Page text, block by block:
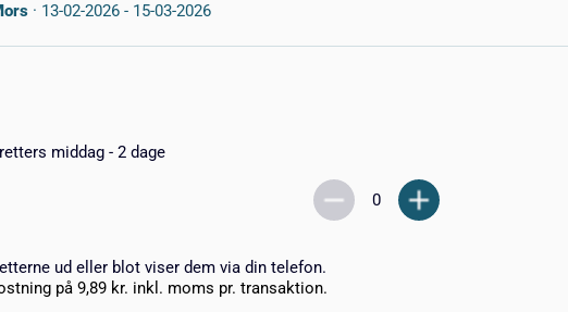
· 13-02-2026 - 15-03-2026
middag - 2 dage
ud eller blot viser dem via din telefon.
på 9,89 kr. inkl. moms pr. transaktion.